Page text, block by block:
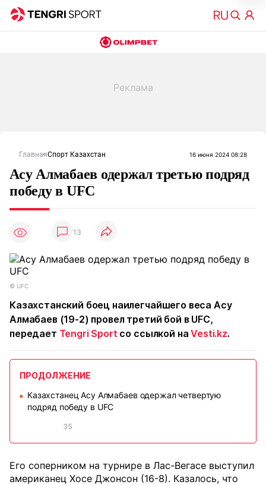
ГлавнаяСпорт Казахстан 16 июня 2024 08:28
Асу Алмабаев одержал третью подряд
победу в UFC
13
©️ UFC
Казахстанский боец наилегчайшего веса Асу
Алмабаев (19-2) провел третий бой в UFC,
передает Tengri Sport со ссылкой наVesti.kz.
ПРОДОЛЖЕНИЕ
■
Казахстанец Асу Алмабаев одержал четвертую
подряд победу в UFC
35
Его соперником на турнире в Лас-Вегасе выступил
американец Хосе Джонсон (16-8). Казалось, что